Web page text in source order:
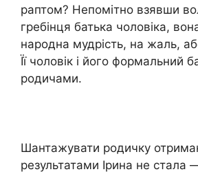
раптом? Непомітно взявши
гребінця батька чоловіка,
народна мудрість, на жаль,
Її чоловік і його формальний
родичами.
Шантажувати родичку
результатами Ірина не стала